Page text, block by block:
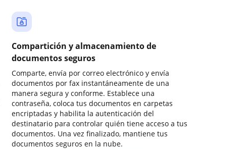
Compartición y almacenamiento de
documentos seguros
Comparte, envía por correo electrónico y envía
documentos por fax instantáneamente de una
manera segura y conforme. Establece una
contraseña, coloca tus documentos en carpetas
encriptadas y habilita la autenticación del
destinatario para controlar quién tiene acceso a tus
documentos. Una vez finalizado, mantiene tus
documentos seguros en la nube.